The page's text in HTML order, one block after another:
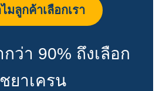
มลูกค้าเลือกเรา
ว่า 90% ถึงเลือก
ยาเครน